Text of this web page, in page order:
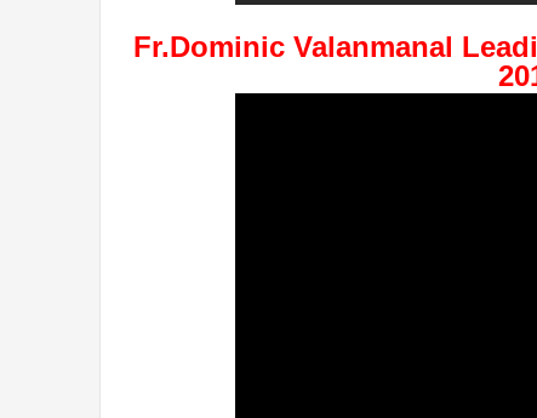
Fr.Dominic Valanmanal